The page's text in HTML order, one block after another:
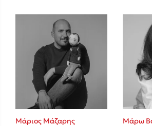
Ιωάννης
Ένας γίγαντας στο
Μάριος Μάζαρης Μάρω